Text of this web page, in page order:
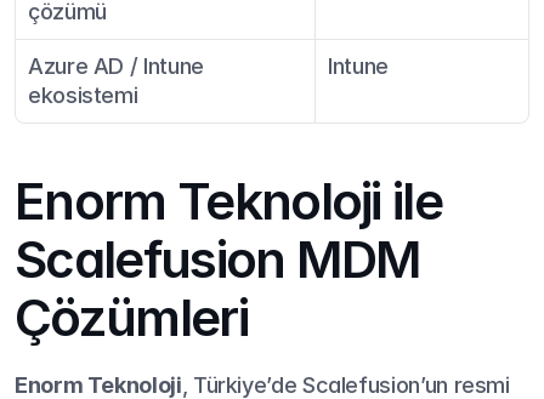
çözümü
Azure AD / Intune
ekosistemi
Intune
Enorm Teknoloji ile
Scalefusion MDM
Çözümleri
Enorm Teknoloji , Türkiye’de Scalefusion’un resmi